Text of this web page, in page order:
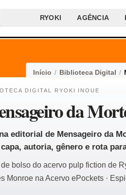
RYOKI AGÊNCIA
Início / Biblioteca Digital /
DIGITAL RYOKI INOUE
da
editorial de Mensageiro da
autoria, gênero e rota
de bolso do acervo pulp fiction de
Monroe na Acervo ePockets ·